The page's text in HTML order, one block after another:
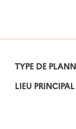
TYPE DE
LIEU